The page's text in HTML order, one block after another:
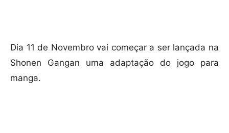
Dia 11 de Novembro vai começar a ser lançada na
Shonen Gangan uma adaptação do jogo para
manga.